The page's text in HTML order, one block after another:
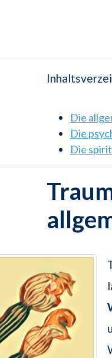
Die
Die
Die